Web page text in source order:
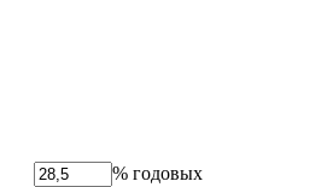
% годовых